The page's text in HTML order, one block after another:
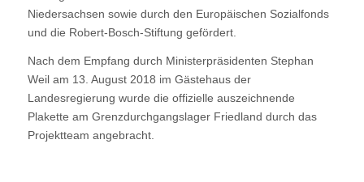
Niedersachsen sowie durch den Europäischen Sozialfonds
und die Robert-Bosch-Stiftung gefördert.
Nach dem Empfang durch Ministerpräsidenten Stephan
Weil am 13. August 2018 im Gästehaus der
Landesregierung wurde die offizielle auszeichnende
Plakette am Grenzdurchgangslager Friedland durch das
Projektteam angebracht.